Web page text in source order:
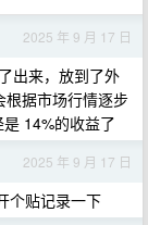
2025 年 9 月 17 日
出来，放到了外
根据市场行情逐步
14%的收益了
2025 年 9 月 17 日
个贴记录一下